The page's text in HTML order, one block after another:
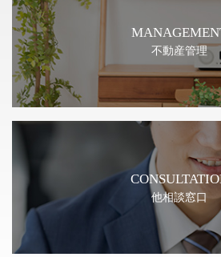
不動産管理
他相談窓口